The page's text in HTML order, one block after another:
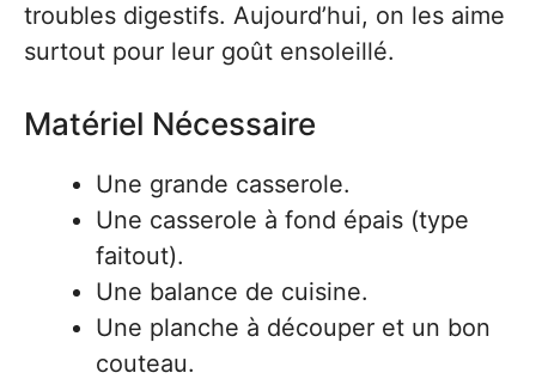
troubles digestifs. Aujourd’hui, on les aime
surtout pour leur goût ensoleillé.
Matériel Nécessaire
Une grande casserole.
Une casserole à fond épais (type
faitout).
Une balance de cuisine.
Une planche à découper et un bon
couteau.